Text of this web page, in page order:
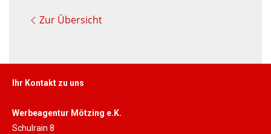
Zur Übersicht
Ihr Kontakt zu uns
Werbeagentur Mötzing e.K.
Schulrain 8